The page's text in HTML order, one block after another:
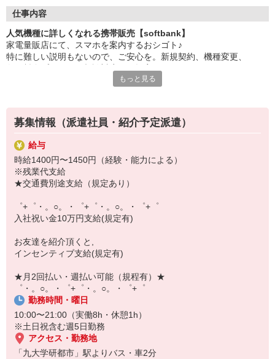
ずっと先まで役に立ちます！
丁寧な研修もあるので、
みなさんから働きやすいと好評です♪
最新アプリ事情やお得なプラン、
スマホの裏ワザを学べるチャンス♪
￣￣￣￣￣￣￣￣￣￣￣
▼オフィスワーク
事務、経理、データ入力、コールセンター、受付
▼工場・製造・軽作業系
機械/食品製造・梱包・仕分け・加工・組立・検査
▼美容系
眉毛サロンのアイブロウ・ネイリスト・エステ
▼営業・販売
法人営業・アパレル販売・個別指導塾・人材紹介
▼人気案件も多数♪
短期・期間限定・オープニング・官公庁案件
上場/優良/大手企業など
【スマホ面接実施中】
￣￣￣￣￣￣￣￣￣
自宅に居ながらスマホでカンタン面接OK！
オンライン面談なのでスピード対応。
仕事内容
人気機種に詳しくなれる携帯販売【softbank】
家電量販店にて、スマホを案内するおシゴト♪
特に難しい説明もないので、ご安心を。新規契約、機種変更、
満足度◎
■携帯やインターネット販売業務
docomo(ドコモ)/au(エーユー)・KDDI/softbank(ソフトバンク)など
の大手キャリアから
ワイモバイル(Y!mobille)、楽天モバイル、UQなど格安スマホまで幅
広く紹介可能♪
もっと見る
募集情報（派遣社員・紹介予定派遣）
給与
時給1400円〜1450円（経験・能力による）
※残業代支給
★交通費別途支給（規定あり）
゜+゜・。○。・゜+゜・。○。・゜+゜
入社祝い金10万円支給(規定有)
お友達を紹介頂くと,
インセンティブ支給(規定有)
★月2回払い・週払い可能（規程有）★
゜・。○。・゜+゜・。○。・゜+゜
勤務時間・曜日
10:00〜21:00（実働8h・休憩1h）
※土日祝含む週5日勤務
アクセス・勤務地
「九大学研都市」駅よりバス・車2分